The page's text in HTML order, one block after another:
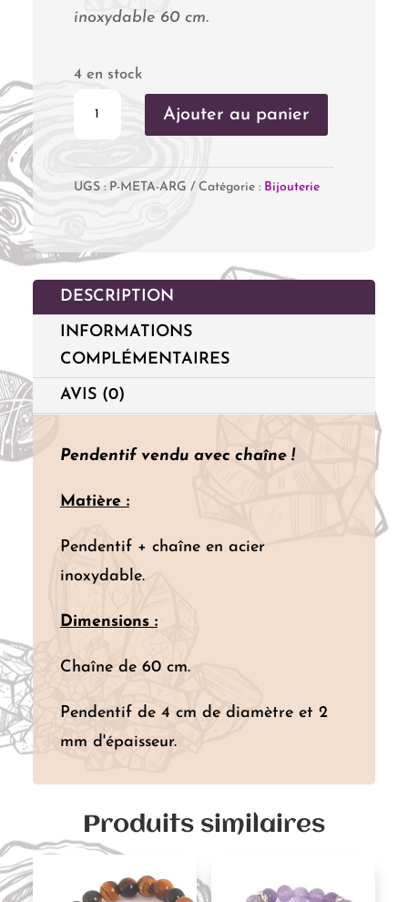
inoxydable 60 cm.
4 en stock
Métatron
Ajouter au panier
UGS : P-META-ARG Catégorie : Bijouterie
DESCRIPTION
INFORMATIONS
COMPLÉMENTAIRES
AVIS (0)
Pendentif vendu avec chaîne !
Matière :
Pendentif + chaîne en acier
inoxydable.
Dimensions :
Chaîne de 60 cm.
Pendentif de 4 cm de diamètre et 2
mm d'épaisseur.
Produits similaires